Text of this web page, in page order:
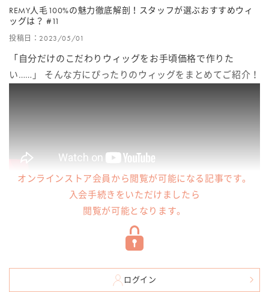
REMY人毛100%の魅力徹底解剖！スタッフが選ぶおすすめウィ
ッグは？ #11
投稿日：2023/05/01
「自分だけのこだわりウィッグをお手頃価格で作りた
い……」 そんな方にぴったりのウィッグをまとめてご紹介！
オンラインストア会員から閲覧が可能になる記事です。
入会手続きをいただけましたら
閲覧が可能となります。
ログイン